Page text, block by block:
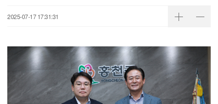
2025-07-17 17:31:31